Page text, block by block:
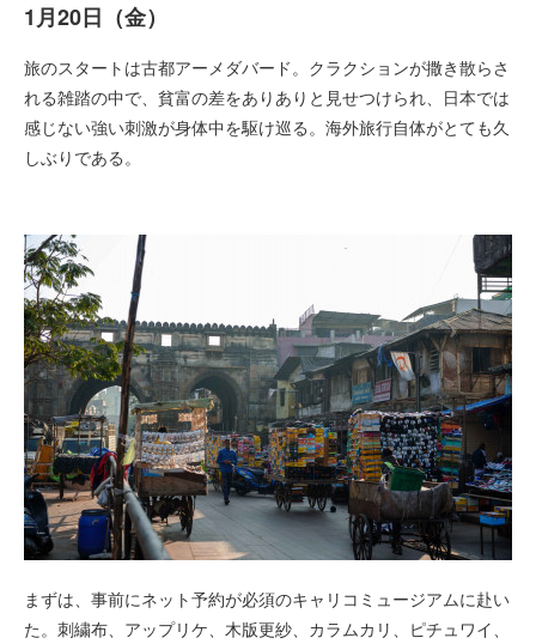
1月20日（金）
旅のスタートは古都アーメダバード。クラクションが撒き散らさ
れる雑踏の中で、貧富の差をありありと見せつけられ、日本では
感じない強い刺激が身体中を駆け巡る。海外旅行自体がとても久
しぶりである。
まずは、事前にネット予約が必須のキャリコミュージアムに赴い
た。刺繍布、アップリケ、木版更紗、カラムカリ、ピチュワイ、